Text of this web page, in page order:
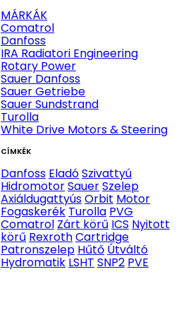
MÁRKÁK
Comatrol
Danfoss
IRA Radiatori Engineering
Rotary Power
Sauer Danfoss
Sauer Getriebe
Sauer Sundstrand
Turolla
White Drive Motors & Steering
CÍMKÉK
Danfoss EladóSzivattyú
HidromotorSauerSzelep
AxiáldugattyúsOrbit Motor
Fogaskerék Turolla PVG
Comatrol Zárt körű ICS Nyitott
körű RexrothCartridge
Patronszelep Hűtő Útváltó
Hydromatik LSHT SNP2 PVE